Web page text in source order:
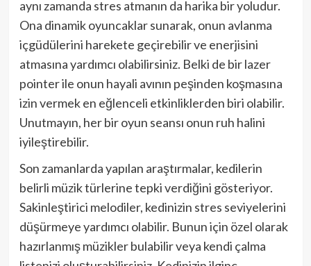
aynı zamanda stres atmanın da harika bir yoludur.
Ona dinamik oyuncaklar sunarak, onun avlanma
içgüdülerini harekete geçirebilir ve enerjisini
atmasına yardımcı olabilirsiniz. Belki de bir lazer
pointer ile onun hayali avının peşinden koşmasına
izin vermek en eğlenceli etkinliklerden biri olabilir.
Unutmayın, her bir oyun seansı onun ruh halini
iyileştirebilir.
Son zamanlarda yapılan araştırmalar, kedilerin
belirli müzik türlerine tepki verdiğini gösteriyor.
Sakinleştirici melodiler, kedinizin stres seviyelerini
düşürmeye yardımcı olabilir. Bunun için özel olarak
hazırlanmış müzikler bulabilir veya kendi çalma